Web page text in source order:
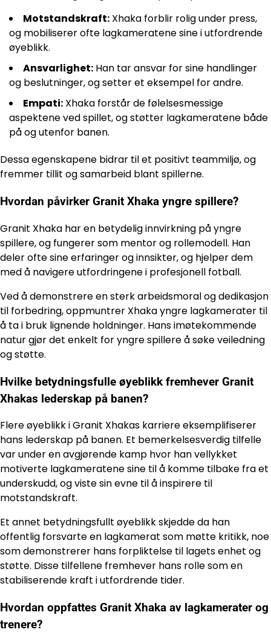
Motstandskraft: Xhaka forblir rolig under press,
og mobiliserer ofte lagkameratene sine i utfordrende
øyeblikk.
Ansvarlighet: Han tar ansvar for sine handlinger
og beslutninger, og setter et eksempel for andre.
Empati: Xhaka forstår de følelsesmessige
aspektene ved spillet, og støtter lagkameratene både
på og utenfor banen.
Dessa egenskapene bidrar til et positivt teammiljø, og
fremmer tillit og samarbeid blant spillerne.
Hvordan påvirker Granit Xhaka yngre spillere?
Granit Xhaka har en betydelig innvirkning på yngre
spillere, og fungerer som mentor og rollemodell. Han
deler ofte sine erfaringer og innsikter, og hjelper dem
med å navigere utfordringene i profesjonell fotball.
Ved å demonstrere en sterk arbeidsmoral og dedikasjon
til forbedring, oppmuntrer Xhaka yngre lagkamerater til
å ta i bruk lignende holdninger. Hans imøtekommende
natur gjør det enkelt for yngre spillere å søke veiledning
og støtte.
Hvilke betydningsfulle øyeblikk fremhever Granit
Xhakas lederskap på banen?
Flere øyeblikk i Granit Xhakas karriere eksemplifiserer
hans lederskap på banen. Et bemerkelsesverdig tilfelle
var under en avgjørende kamp hvor han vellykket
motiverte lagkameratene sine til å komme tilbake fra et
underskudd, og viste sin evne til å inspirere til
motstandskraft.
Et annet betydningsfullt øyeblikk skjedde da han
offentlig forsvarte en lagkamerat som møtte kritikk, noe
som demonstrerer hans forpliktelse til lagets enhet og
støtte. Disse tilfellene fremhever hans rolle som en
stabiliserende kraft i utfordrende tider.
Hvordan oppfattes Granit Xhaka av lagkamerater og
trenere?